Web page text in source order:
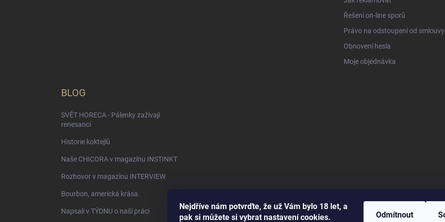
Nejdříve nám potvrďte, že už Vám bylo 18 let, a
pak si můžete si vybrat nastavení cookies.
Odmítnout
Řešení on-line sporů
Právo na odstoupení od smlouvy
Obnovení hesla
Moje objednávka
BLOG
SVĚT HORECA - Pálenky zažívají
renesanci
Historie koktejlů
Naše CHICORA v magazínu INSTINKT
Rozhovor v magazínu INTERVIEW
Bourbon, americká krása.
Napsali v TÝDNU o naší práci